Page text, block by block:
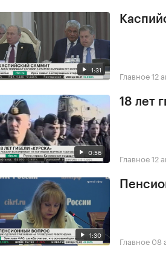
1:31 Главное12
0:56
18 лет
Главное12
1:30 Главное 08